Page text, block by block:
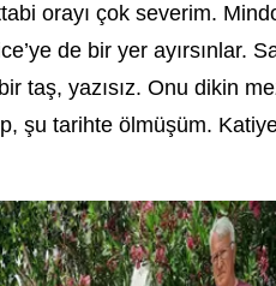
orayı çok severim.
de bir yer ayırsınlar.
taş, yazısız. Onu dikin
şu tarihte ölmüşüm.